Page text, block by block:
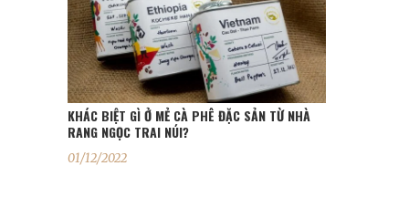
KHÁC BIỆT GÌ Ở MẺ CÀ PHÊ ĐẶC SẢN TỪ NHÀ
RANG NGỌC TRAI NÚI?
01/12/2022